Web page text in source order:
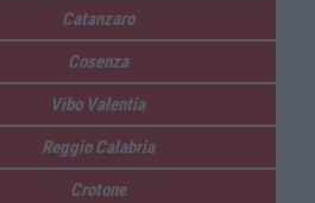
Catanzaro
Cosenza
Vibo Valentia
Reggio Calabria
Crotone